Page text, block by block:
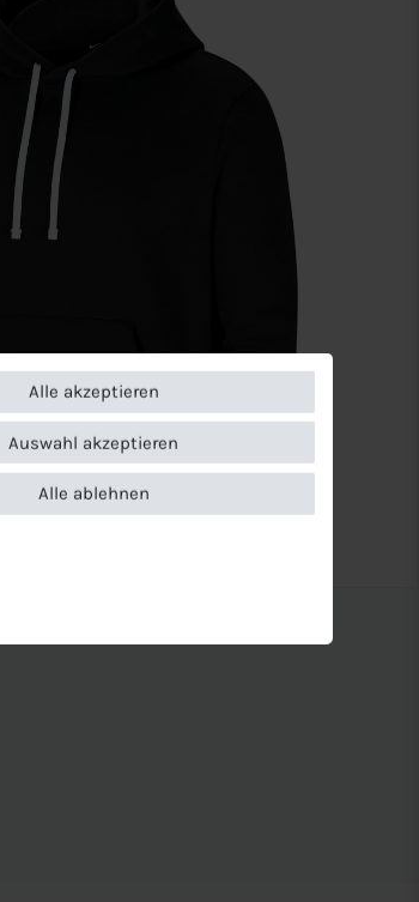
Alle akzeptieren
Alle ablehnen
Auswahl akzeptieren